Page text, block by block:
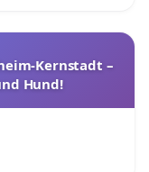
Kernstadt –
Hund!